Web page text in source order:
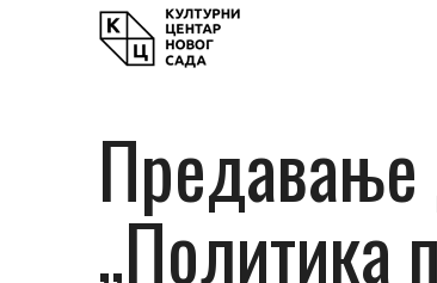
Предавање
„Политика